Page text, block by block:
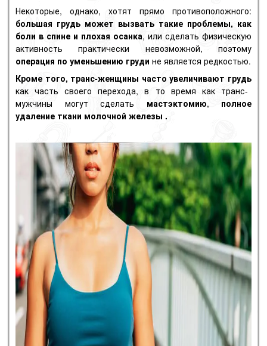
Некоторые, однако, хотят прямо противоположного:
большая грудь может вызвать такие проблемы, как
боли в спине и плохая осанка, или сделать физическую
активность практически невозможной, поэтому
операция по уменьшению груди не является редкостью.
Кроме того, транс-женщины часто увеличивают грудь
как часть своего перехода, в то время как транс-
мужчины могут сделать мастэктомию, полное
удаление ткани молочной железы .